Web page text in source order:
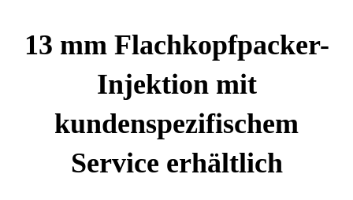
13 mm Flachkopfpacker-
Injektion mit
kundenspezifischem
Service erhältlich